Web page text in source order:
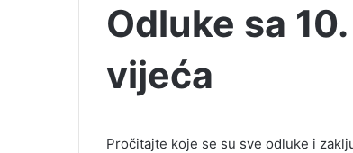
Odluke sa
vijeća
Pročitajte koje se su sve odluke i